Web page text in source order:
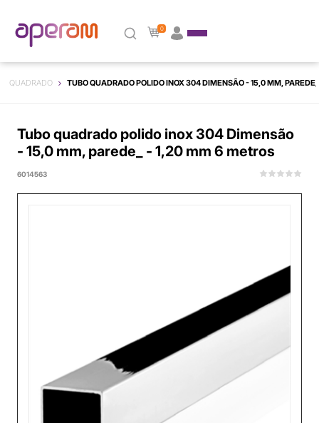
0
QUADRADO TUBO QUADRADO POLIDO INOX 304 DIMENSÃO - 15,0 MM,
Tubo quadrado polido inox 304 Dimensão
- 15,0 mm, parede_ - 1,20 mm 6 metros
6014563